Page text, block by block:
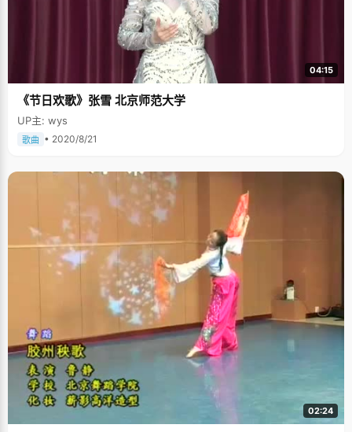
04:15
《节日欢歌》张雪 北京师范大学
UP主: wys
歌曲 • 2020/8/21
02:24